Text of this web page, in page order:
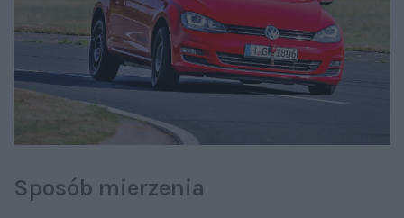
Sposób mierzenia